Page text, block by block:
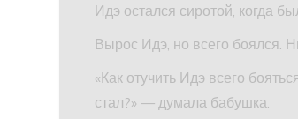
Идэ остался сиротой, когда
Вырос Идэ, но всего боялся.
«Как отучить Идэ всего
стал?» — думала бабушка.